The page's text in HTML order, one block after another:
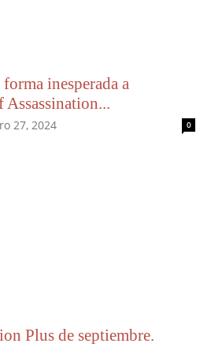
inesperada a
27, 2024 0
Plus de septiembre.